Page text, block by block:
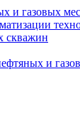
и газовых
скважин
и